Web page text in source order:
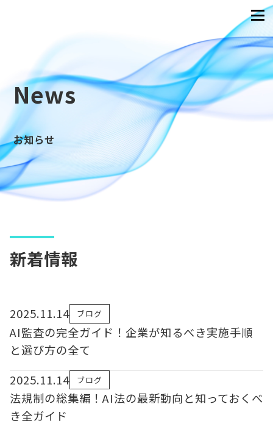
News
お知らせ
新着情報
2025.11.14 ブログ
AI監査の完全ガイド！企業が知るべき実施手順
と選び方の全て
2025.11.14
ブログ
法規制の総集編！AI法の最新動向と知っておくべ
き全ガイド